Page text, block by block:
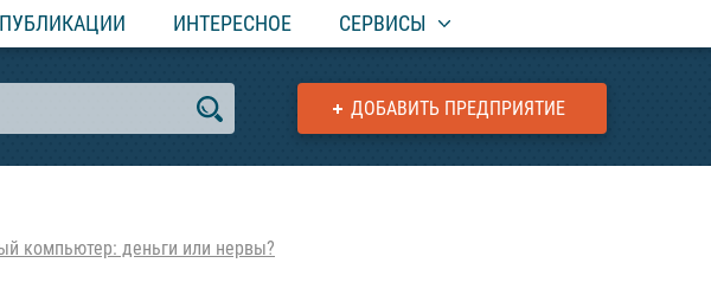
ПУБЛИКАЦИИ ИНТЕРЕСНОЕ СЕРВИСЫ
ДОБАВИТЬ ПРЕДПРИЯТИЕ
компьютер: деньги или нервы?